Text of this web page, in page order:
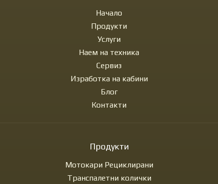
Начало
Продукти
Услуги
Наем на техника
Сервиз
Изработка на кабини
Блог
Контакти
Продукти
Мотокари Рециклирани
Транспалетни колички